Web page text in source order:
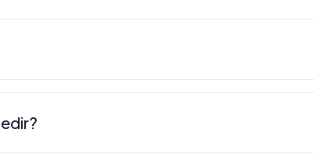
Sosyal medya fenomeni ve dijital medya
Tavus, özellikle yaptığı içeriklerle dikkat